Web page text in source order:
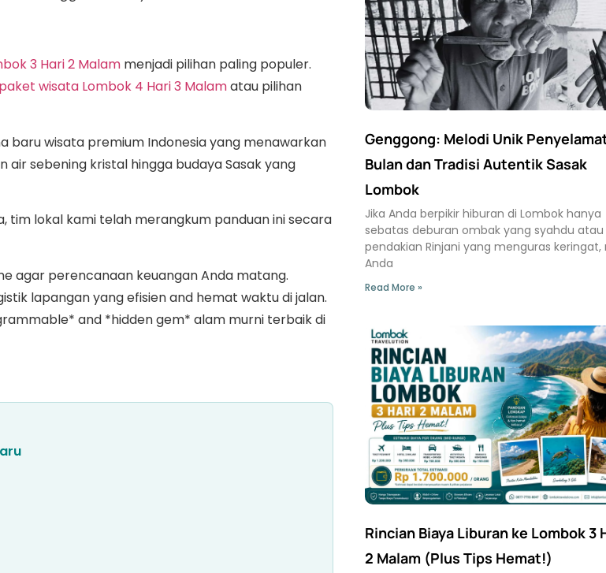
3 Hari 2 Malam menjadi pilihan paling populer.
paket wisata Lombok 4 Hari 3 Malamatau pilihan
baru wisata premium Indonesia yang menawarkan
air sebening kristal hingga budaya Sasak yang
tim lokal kami telah merangkum panduan ini secara
agar perencanaan keuangan Anda matang.
lapangan yang efisien and hemat waktu di jalan.
and *hidden gem* alam murni terbaik di
Genggong: Melodi Unik
Bulan dan Tradisi Autentik Sasak
Lombok
Jika Anda berpikir hiburan di Lombok hanya
sebatas deburan ombak yang syahdu atau
pendakian Rinjani yang menguras keringat,
Anda
Read More »
Rincian Biaya Liburan ke Lombok 3
2 Malam (Plus Tips Hemat!)